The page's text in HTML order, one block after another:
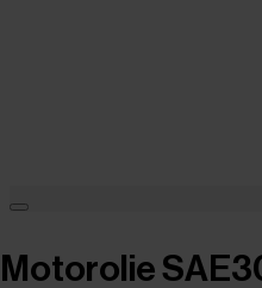
Motorolie